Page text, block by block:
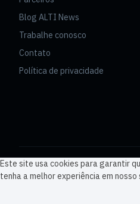
Blog ALTI News
Trabalhe conosco
Contato
Política de privacidade
© 2026 ALTI Tecnologia ·
Getúlio Vargas, 315, 1º
Este site usa cookies para garantir
tenha a melhor experiência em nosso